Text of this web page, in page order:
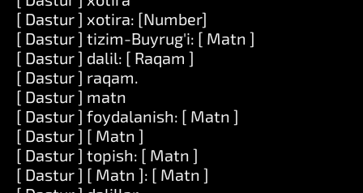
[ Dastur ] xotira: [Number]
[ Dastur ] tizim-Buyrug'i: [ Matn ]
[ Dastur ] dalil: [ Raqam ]
[ Dastur ] raqam.
[ Dastur ] matn
[ Dastur ] foydalanish: [ Matn ]
[ Dastur ] [ Matn ]
[ Dastur ] topish: [ Matn ]
[ Dastur ] [ Matn ]: [ Matn ]